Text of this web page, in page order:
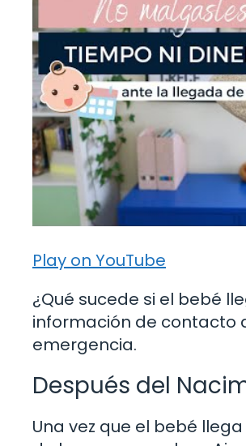
Play on YouTube
¿Qué sucede si el bebé
información de contacto
emergencia.
Después del
Una vez que el bebé